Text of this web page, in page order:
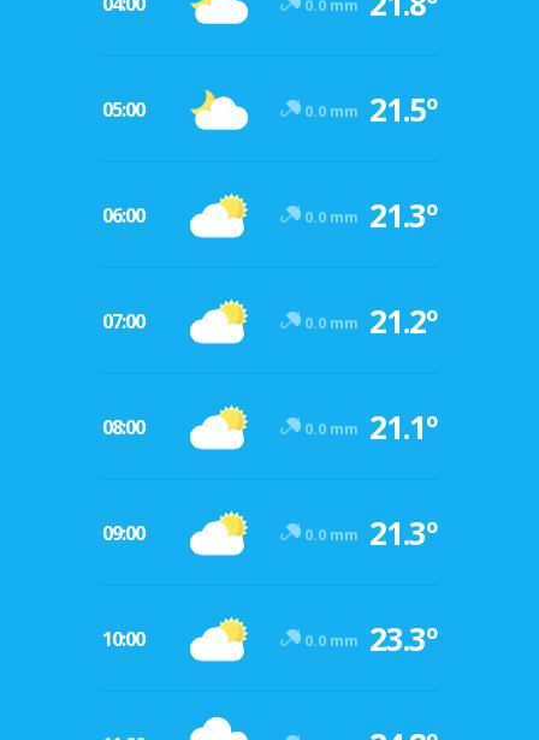
0.0 mm
05:00 0.0 mm 21.5º
06:00 0.0 mm 21.3º
07:00 0.0 mm 21.2º
08:00 0.0 mm 21.1º
09:00 0.0 mm 21.3º
10:00 0.0 mm 23.3º